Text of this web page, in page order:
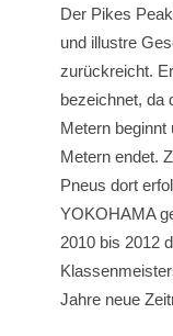
Der Pikes
und illustre
zurückreicht.
bezeichnet, da
Metern beginnt
Metern endet.
Pneus dort
YOKOHAMA
2010 bis 2012
Jahre neue